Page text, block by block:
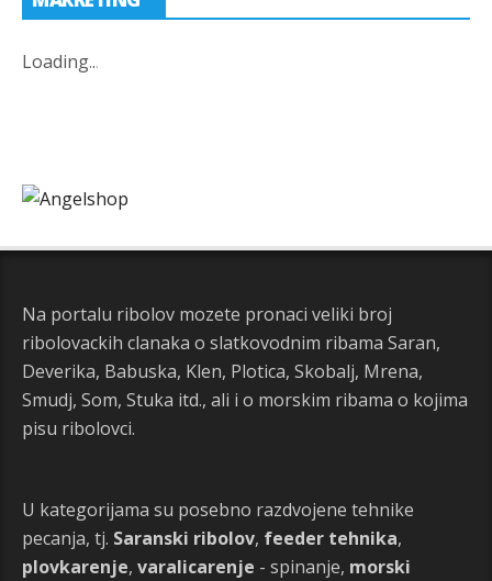
Loading...
Na portalu ribolov mozete pronaci veliki broj
ribolovackih clanaka o slatkovodnim ribama Saran,
Deverika, Babuska, Klen, Plotica, Skobalj, Mrena,
Smudj, Som, Stuka itd., ali i o morskim ribama o kojima
pisu ribolovci.
U kategorijama su posebno razdvojene tehnike
pecanja, tj. Saranski ribolov, feeder tehnika,
plovkarenje, varalicarenje - spinanje, morski